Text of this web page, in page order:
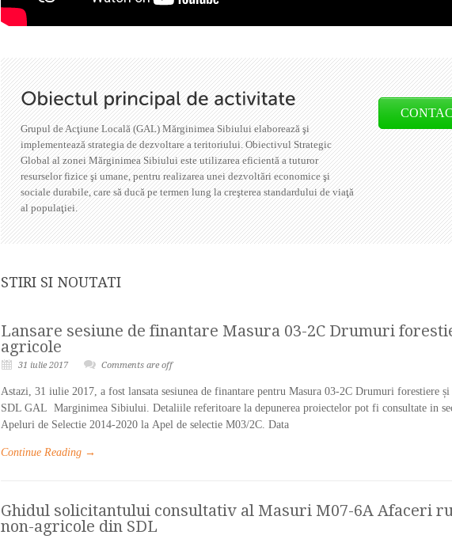
Grupul de Acţiune Locală (GAL) Mărginimea Sibiului elaborează şi
implementează strategia de dezvoltare a teritoriului. Obiectivul Strategic
Global al zonei Mărginimea Sibiului este utilizarea eficientă a tuturor
resurselor fizice şi umane, pentru realizarea unei dezvoltări economice şi
sociale durabile, care să ducă pe termen lung la creşterea standardului de viaţă
al populaţiei.
STIRI SI NOUTATI
Lansare sesiune de finantare Masura 03-2C Drumuri
agricole
31 iulie 2017 Comments are off
Astazi, 31 iulie 2017, a fost lansata sesiunea de finantare pentru Masura 03-2C Drumuri forestiere
SDL GAL Marginimea Sibiului. Detaliile referitoare la depunerea proiectelor pot fi consultate in
Apeluri de Selectie 2014-2020 la Apel de selectie M03/2C. Data
Continue Reading →
Ghidul solicitantului consultativ al Masuri M07-6A Afaceri
non-agricole din SDL